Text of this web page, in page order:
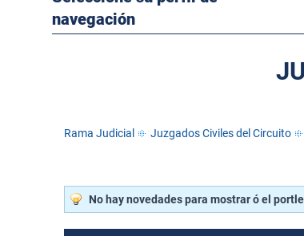
navegación
Rama Judicial Juzgados Civiles del Circuito
No hay novedades para mostrar ó el